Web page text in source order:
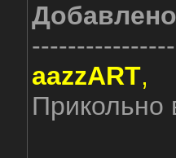
Добавлено
aazzART,